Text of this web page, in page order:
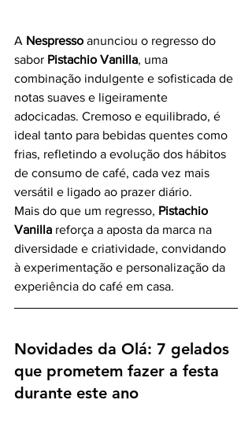
A Nespresso anunciou o regresso do
sabor Pistachio Vanilla, uma
combinação indulgente e sofisticada de
notas suaves e ligeiramente
adocicadas. Cremoso e equilibrado, é
ideal tanto para bebidas quentes como
frias, refletindo a evolução dos hábitos
de consumo de café, cada vez mais
versátil e ligado ao prazer diário.
Mais do que um regresso, Pistachio
Vanilla reforça a aposta da marca na
diversidade e criatividade, convidando
à experimentação e personalização da
experiência do café em casa.
Novidades da Olá: 7 gelados
que prometem fazer a festa
durante este ano